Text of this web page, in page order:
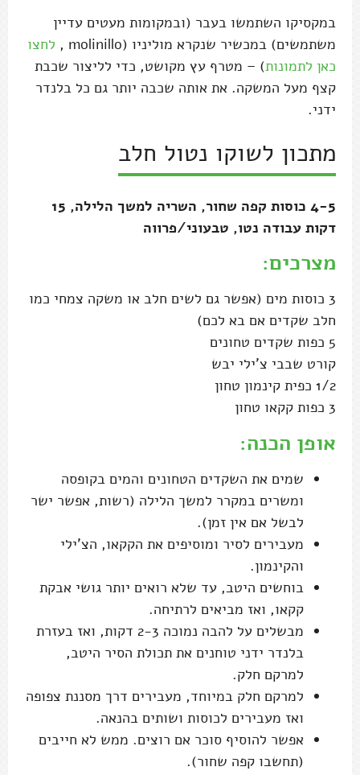
במקסיקו השתמשו בעבר (ובמקומות מעטים עדיין
משתמשים) במכשיר שנקרא מוליניו (molinillo ,
לחצו
כאן לתמונות) – מטרף עץ מקושט, כדי לליצור שכבת
קצף מעל המשקה. את אותה שכבה יותר גם כל בלנדר
ידני.
מתכון לשוקו נטול חלב
4-5 כוסות קפה שחור, השריה למשך הלילה, 15
דקות עבודה נטו, טבעוני/פרווה
מצרכים:
3 כוסות מים (אפשר גם לשים חלב או משקה צמחי כמו
חלב שקדים אם בא לכם)
5 כפות שקדים טחונים
קורט שבבי צ'ילי יבש
1/2 כפית קינמון טחון
3 כפות קקאו טחון
אופן הכנה:
שמים את השקדים הטחונים והמים בקופסה
ומשרים במקרר למשך הלילה (רשות, אפשר ישר
לבשל אם אין זמן).
מעבירים לסיר ומוסיפים את הקקאו, הצ'ילי
והקינמון.
בוחשים היטב, עד שלא רואים יותר גושי אבקת
קקאו, ואז מביאים לרתיחה.
מבשלים על להבה נמוכה 2-3 דקות, ואז בעזרת
בלנדר ידני טוחנים את תכולת הסיר היטב,
למרקם חלק.
למרקם חלק במיוחד, מעבירים דרך מסננת צפופה
ואז מעבירים לכוסות ושותים בהנאה.
אפשר להוסיף סוכר אם רוצים. ממש לא חייבים
(תחשבו קפה שחור).